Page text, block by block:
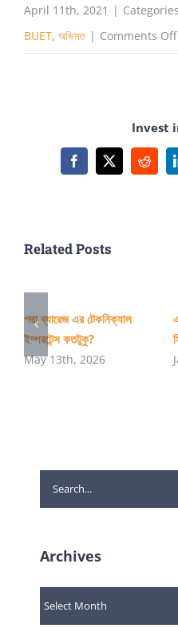
April 11th, 2021 |
BUET, অভিমত | Comments Off
Invest
Facebook
X Reddit
Related Posts
পদ্মা ব্যারেজ এর টেকনিক্যাল
ইম্পরটেন্স কতটুকু?
May 13th, 2026
Search
for:
Archives
Archives